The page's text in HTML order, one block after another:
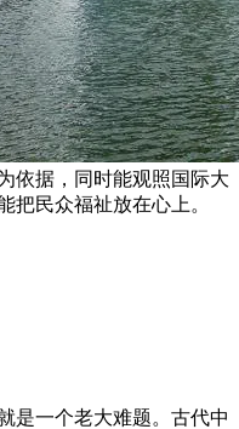
依据，同时能观照国际大
把民众福祉放在心上。
是一个老大难题。古代中